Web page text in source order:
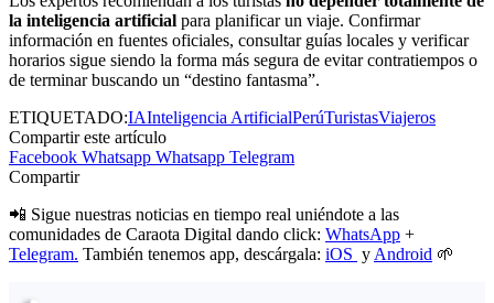
la inteligencia artificial para planificar un viaje. Confirmar
información en fuentes oficiales, consultar guías locales y verificar
horarios sigue siendo la forma más segura de evitar contratiempos o
de terminar buscando un “destino fantasma”.
ETIQUETADO:IAInteligencia ArtificialPerúTuristasViajeros
Compartir este artículo
Facebook Whatsapp Whatsapp Telegram
Compartir
📲 Sigue nuestras noticias en tiempo real uniéndote a las
comunidades de Caraota Digital dando click: WhatsApp +
Telegram. También tenemos app, descárgala: iOS y Android 🌱